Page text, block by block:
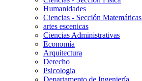
Humanidades
Ciencias - Sección Matemáticas
artes escenicas
Ciencias Administrativas
Economía
Arquitectura
Derecho
Psicologia
Departamento de Ingeniería